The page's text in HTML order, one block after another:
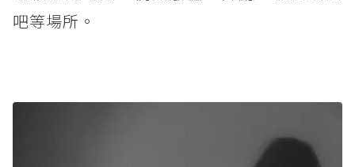
吧等場所。